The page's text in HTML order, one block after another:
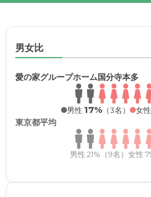
男女比
愛の家グループホーム国分寺本多
男性 17%（3名） 女性
東京都平均
男性 21%（9名） 女性